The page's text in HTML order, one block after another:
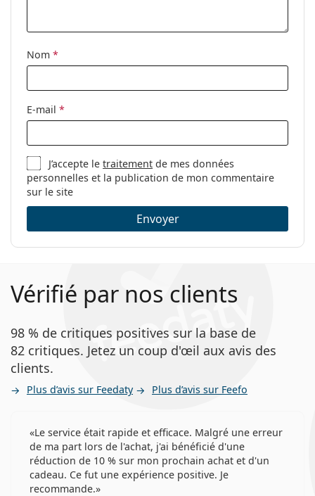
nettoyage:
Oui
Catégorie:
Lunettes de vue
Marque:
Emporio Armani
Code:
0EA3026 5017 52
Nom *
E-mail *
J’accepte letraitement de mes données
personnelles et la publication de mon commentaire
sur le site
Envoyer
Vérifié par nos clients
98 % de critiques positives sur la base de
82 critiques. Jetez un coup d'œil aux avis des
clients.
Plus d’avis sur Feedaty Plus d’avis sur Feefo
Le service était rapide et efficace. Malgré une erreur
de ma part lors de l'achat, j'ai bénéficié d'une
réduction de 10 % sur mon prochain achat et d'un
cadeau. Ce fut une expérience positive. Je
recommande.